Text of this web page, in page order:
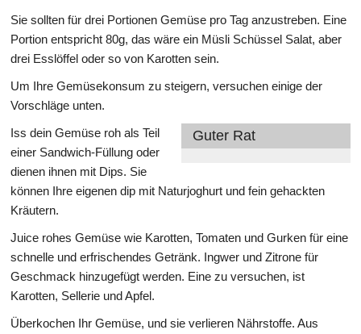
Sie sollten für drei Portionen Gemüse pro Tag anzustreben. Eine
Portion entspricht 80g, das wäre ein Müsli Schüssel Salat, aber
drei Esslöffel oder so von Karotten sein.
Um Ihre Gemüsekonsum zu steigern, versuchen einige der
Vorschläge unten.
Guter Rat
Iss dein Gemüse roh als Teil
einer Sandwich-Füllung oder
dienen ihnen mit Dips. Sie
können Ihre eigenen dip mit Naturjoghurt und fein gehackten
Kräutern.
Juice rohes Gemüse wie Karotten, Tomaten und Gurken für eine
schnelle und erfrischendes Getränk. Ingwer und Zitrone für
Geschmack hinzugefügt werden. Eine zu versuchen, ist
Karotten, Sellerie und Apfel.
Überkochen Ihr Gemüse, und sie verlieren Nährstoffe. Aus